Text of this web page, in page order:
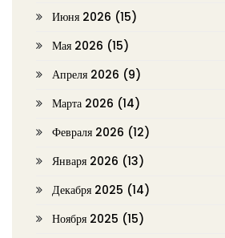
Июня 2026 (15)
Мая 2026 (15)
Апреля 2026 (9)
Марта 2026 (14)
Февраля 2026 (12)
Января 2026 (13)
Декабря 2025 (14)
Ноября 2025 (15)